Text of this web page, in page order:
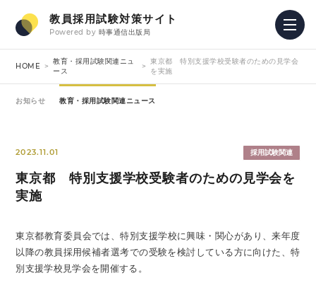
教員採用試験対策サイト
Powered by 時事通信出版局
HOME
教育・採用試験関連ニュ
ース
東京都 特別支援学校受験者のための見学会
を実施
お知らせ 教育・採用試験関連ニュース
2023.11.01 採用試験関連
東京都 特別支援学校受験者のための見学会を
実施
東京都教育委員会では、特別支援学校に興味・関心があり、来年度
以降の教員採用候補者選考での受験を検討している方に向けた、特
別支援学校見学会を開催する。